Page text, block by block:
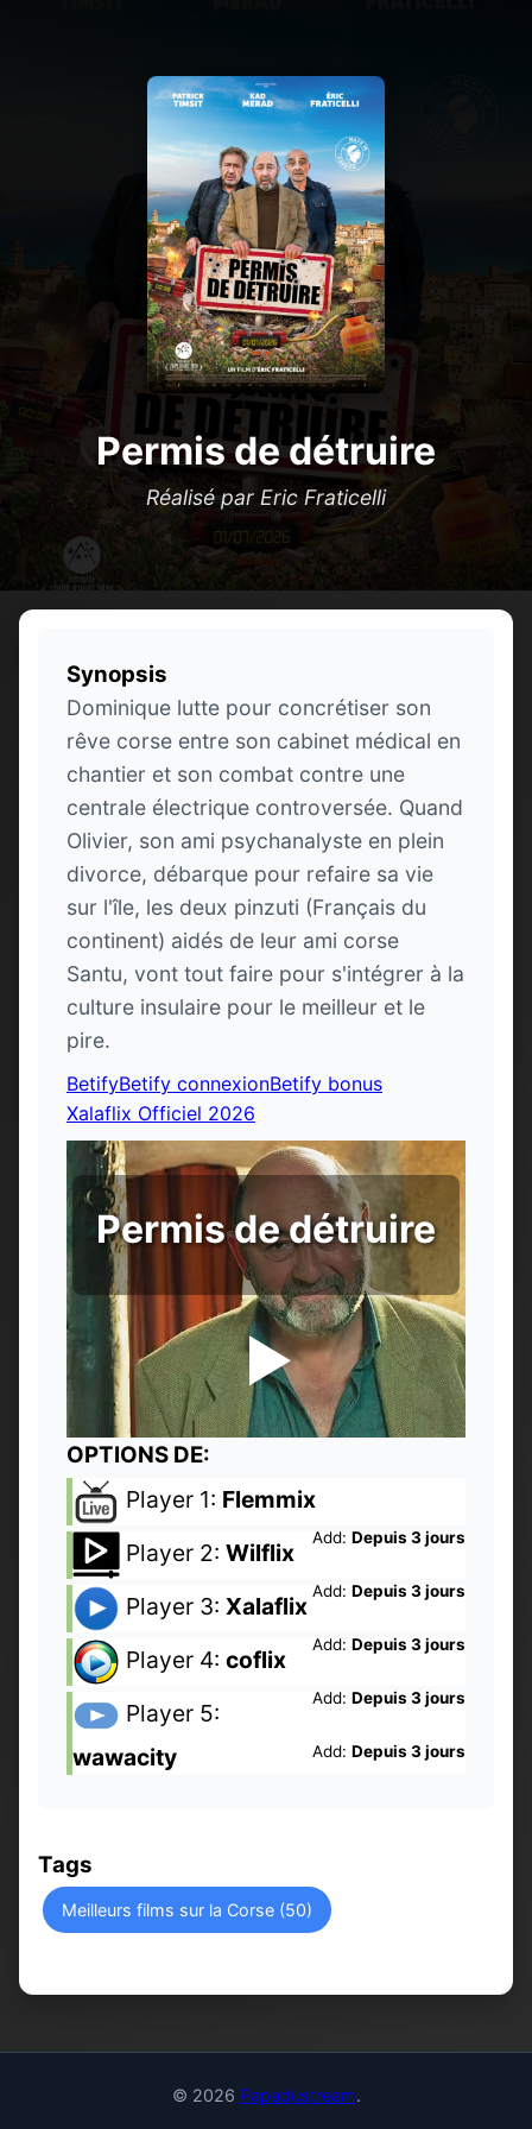
Permis de détruire
Réalisé par Eric Fraticelli
Synopsis
Dominique lutte pour concrétiser son
rêve corse entre son cabinet médical en
chantier et son combat contre une
centrale électrique controversée. Quand
Olivier, son ami psychanalyste en plein
divorce, débarque pour refaire sa vie
sur l'île, les deux pinzuti (Français du
continent) aidés de leur ami corse
Santu, vont tout faire pour s'intégrer à la
culture insulaire pour le meilleur et le
pire.
BetifyBetify connexionBetify bonus
Xalaflix Officiel 2026
Permis de détruire
OPTIONS DE:
Player 1: Flemmix
Add: Depuis 3 jours
Player 2: Wilflix
Add: Depuis 3 jours
Player 3: Xalaflix
Add: Depuis 3 jours
Player 4: coflix
Add: Depuis 3 jours
Player 5:
wawacity
Add: Depuis 3 jours
Tags
Meilleurs films sur la Corse (50)
© 2026 Papadustream.